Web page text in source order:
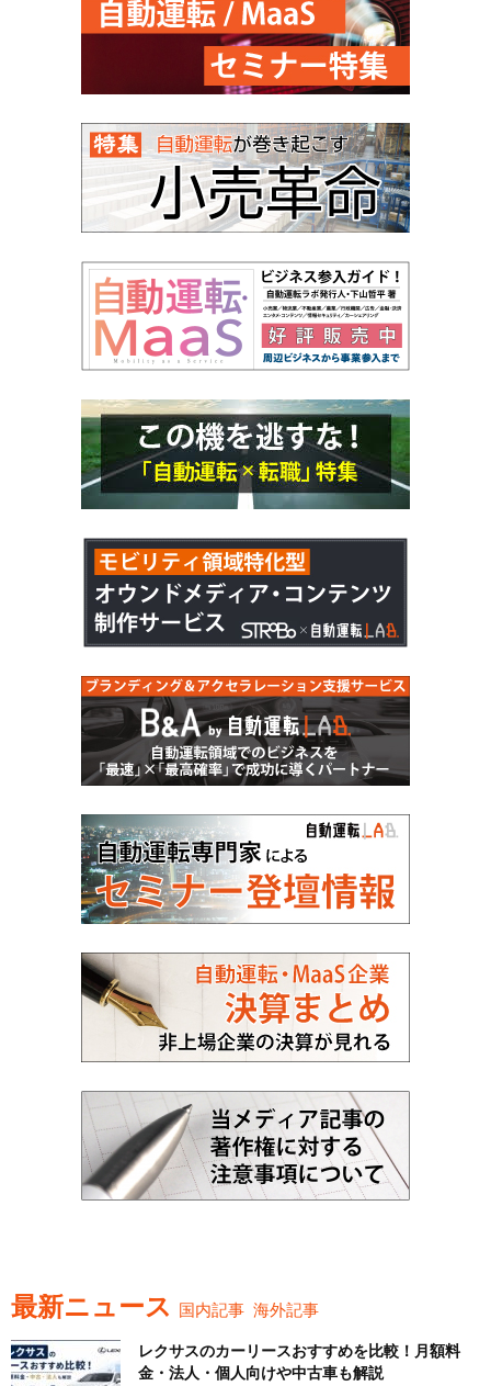
最新ニュース 国内記事 海外記事
レクサスのカーリースおすすめを比較！月額料
金・法人・個人向けや中古車も解説